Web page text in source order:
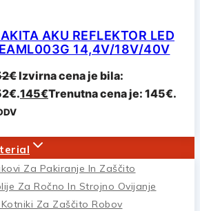
AKU REFLEKTOR LED
14,4V/18V/40V
€Izvirna cena je bila:
145€Trenutna cena je: 145€.
Za Pakiranje In Zaščito
Za Ročno In Strojno Ovijanje
Za Zaščito Robov